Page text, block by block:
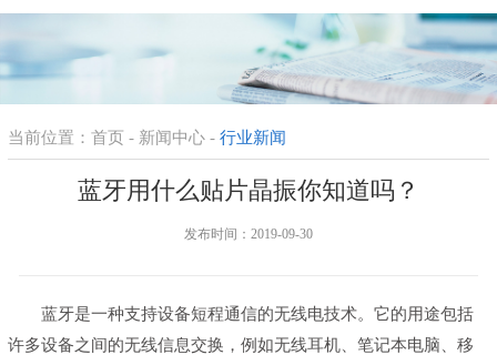
当前位置： 首页 - 新闻中心- 行业新闻
蓝牙用什么贴片晶振你知道吗？
发布时间：2019-09-30
蓝牙是一种支持设备短程通信的无线电技术。它的用途包括
许多设备之间的无线信息交换，例如无线耳机、笔记本电脑、移